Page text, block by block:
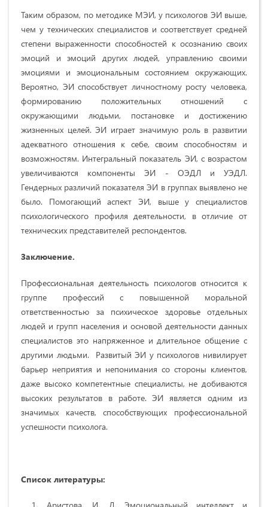
Таким образом, по методике МЭИ, у психологов ЭИ выше,
чем у технических специалистов и соответствует средней
степени выраженности способностей к осознанию своих
эмоций и эмоций других людей, управлению своими
эмоциями и эмоциональным состоянием окружающих.
Вероятно, ЭИ способствует личностному росту человека,
формированию положительных отношений с
окружающими людьми, постановке и достижению
жизненных целей. ЭИ играет значимую роль в развитии
адекватного отношения к себе, своим способностям и
возможностям. Интегральный показатель ЭИ, с возрастом
увеличиваются компоненты ЭИ - ОЭДЛ и УЭДЛ.
Гендерных различий показателя ЭИ в группах выявлено не
было. Помогающий аспект ЭИ, выше у специалистов
психологического профиля деятельности, в отличие от
технических представителей респондентов.
Заключение.
Профессиональная деятельность психологов относится к
группе профессий с повышенной моральной
ответственностью за психическое здоровье отдельных
людей и групп населения и основой деятельности данных
специалистов это напряженное и длительное общение с
другими людьми. Развитый ЭИ у психологов нивилирует
барьер неприятия и непонимания со стороны клиентов,
даже высоко компетентные специалисты, не добиваются
высоких результатов в работе. ЭИ является одним из
значимых качеств, способствующих профессиональной
успешности психолога.
Список литературы: